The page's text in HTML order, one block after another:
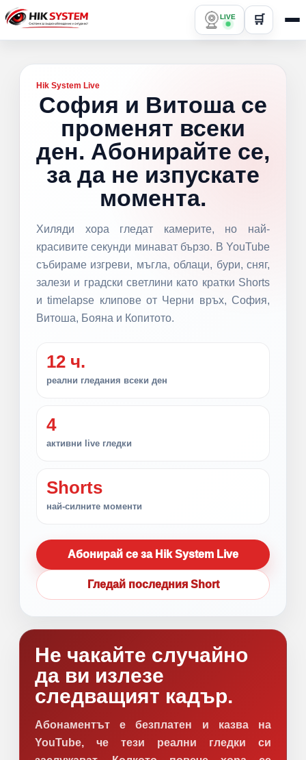
LIVE 🛒
Hik System Live
София и Витоша се
променят всеки
ден. Абонирайте се,
за да не изпускате
момента.
Хиляди хора гледат камерите, но най-
красивите секунди минават бързо. В YouTube
събираме изгреви, мъгла, облаци, бури, сняг,
залези и градски светлини като кратки Shorts
и timelapse клипове от Черни връх, София,
Витоша, Бояна и Копитото.
12 ч.
реални гледания всеки ден
4
активни live гледки
Shorts
най-силните моменти
Абонирай се за Hik System Live
Гледай последния Short
Не чакайте случайно
да ви излезе
следващият кадър.
Абонаментът е безплатен и казва на
YouTube, че тези реални гледки си